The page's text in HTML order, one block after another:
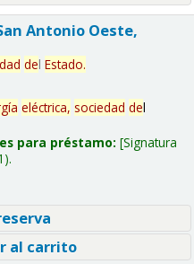
Antonio Oeste,
del Estado.
eléctrica, sociedad del
para préstamo: Signatura
al carrito